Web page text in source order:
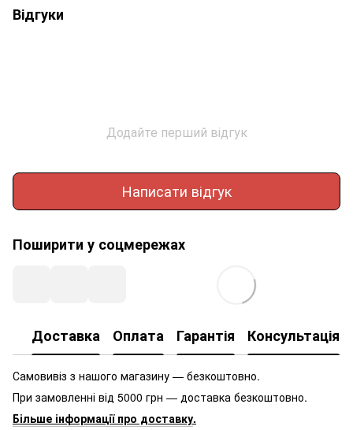
Відгуки
Додайте перший відгук
Написати відгук
Поширити у соцмережах
Доставка Оплата Гарантія Консультація
Самовивіз з нашого магазину — безкоштовно.
При замовленні від 5000 грн — доставка безкоштовно.
Більше інформації про доставку.